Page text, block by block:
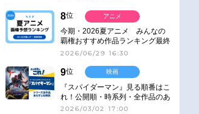
8位
今期・2026夏アニメ みんなの
覇権おすすめ作品ランキング最終
結果発表！
2026/06/29 16:30
アニメ
9位
『スパイダーマン』見る順番はこ
れ！公開順・時系列・全作品のあ
らすじをまとめました
2026/03/02 17:00
映画